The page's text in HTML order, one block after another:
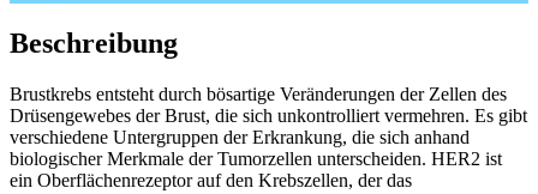
Beschreibung
Brustkrebs entsteht durch bösartige Veränderungen der Zellen des
Drüsengewebes der Brust, die sich unkontrolliert vermehren. Es gibt
verschiedene Untergruppen der Erkrankung, die sich anhand
biologischer Merkmale der Tumorzellen unterscheiden. HER2 ist
ein Oberflächenrezeptor auf den Krebszellen, der das